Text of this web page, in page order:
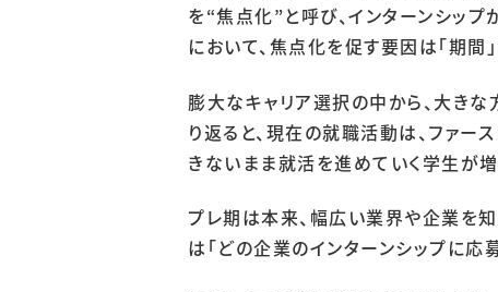
を“焦点化”と呼び、インターンシッ
において、焦点化を促す要因は「期間
膨大なキャリア選択の中から、大き
り返ると、現在の就職活動は、ファー
きないまま就活を進めていく学生が増
プレ期は本来、幅広い業界や企業を
は「どの企業のインターンシップに応